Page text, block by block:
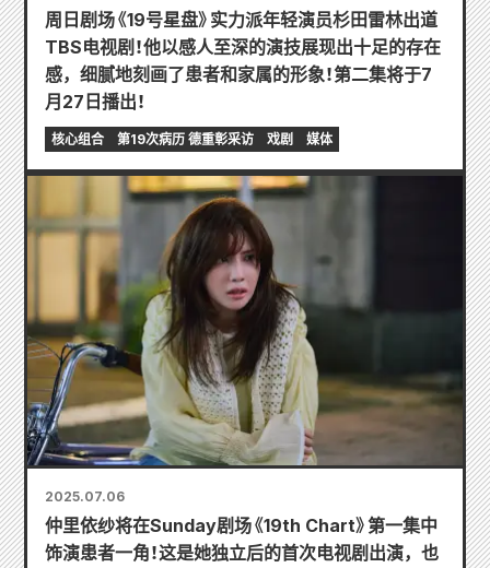
周日剧场《19号星盘》实力派年轻演员杉田雷林出道
TBS电视剧！他以感人至深的演技展现出十足的存在
感，细腻地刻画了患者和家属的形象！第二集将于7
月27日播出！
核心组合 第19次病历 德重彰采访 戏剧 媒体
2025.07.06
仲里依纱将在Sunday剧场《19th Chart》第一集中
饰演患者一角！这是她独立后的首次电视剧出演，也